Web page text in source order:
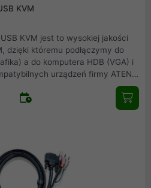
KVM
KVM jest to wysokiej jakości
dzięki któremu podłączymy do
a do komputera HDB (VGA) i